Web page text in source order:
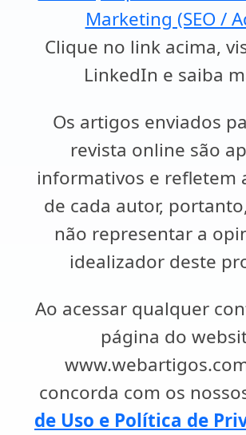
Marketing (SEO /
Clique no link acima,
LinkedIn e saiba
Os artigos enviados
revista online são
informativos e refletem
de cada autor,
não representar a
idealizador deste
Ao acessar qualquer
página do
concorda com os
de Uso e Política de